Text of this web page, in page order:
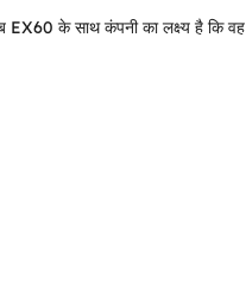
के साथ कंपनी का लक्ष्य है कि वह